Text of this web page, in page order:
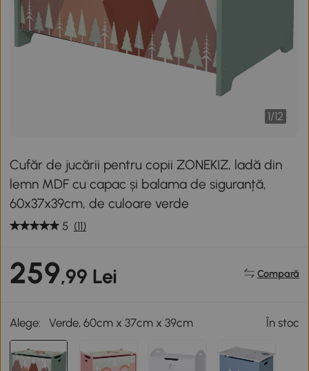
1/12
Cufăr de jucării pentru copii ZONEKIZ, ladă din
lemn MDF cu capac și balama de siguranță,
60x37x39cm, de culoare verde
5 (11)
259,99 Lei Compară
Alege: Verde, 60cm x 37cm x 39cm În stoc